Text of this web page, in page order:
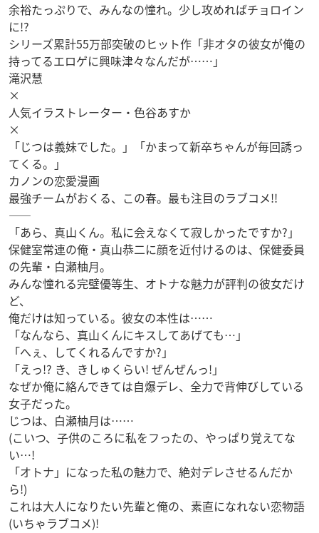
余裕たっぷりで、みんなの憧れ。少し攻めればチョロイン
に!?
シリーズ累計55万部突破のヒット作「非オタの彼女が俺の
持ってるエロゲに興味津々なんだが……」
滝沢慧
×
人気イラストレーター・色谷あすか
×
「じつは義妹でした。」「かまって新卒ちゃんが毎回誘っ
てくる。」
カノンの恋愛漫画
最強チームがおくる、この春。最も注目のラブコメ!!
——
「あら、真山くん。私に会えなくて寂しかったですか?」
保健室常連の俺・真山恭二に顔を近付けるのは、保健委員
の先輩・白瀬柚月。
みんな憧れる完璧優等生、オトナな魅力が評判の彼女だけ
ど、
俺だけは知っている。彼女の本性は……
「なんなら、真山くんにキスしてあげても…」
「へぇ、してくれるんですか?」
「えっ!? き、きしゅくらい! ぜんぜんっ!」
なぜか俺に絡んできては自爆デレ、全力で背伸びしている
女子だった。
じつは、白瀬柚月は……
(こいつ、子供のころに私をフったの、やっぱり覚えてな
い…!
「オトナ」になった私の魅力で、絶対デレさせるんだか
ら!)
これは大人になりたい先輩と俺の、素直になれない恋物語
(いちゃラブコメ)!